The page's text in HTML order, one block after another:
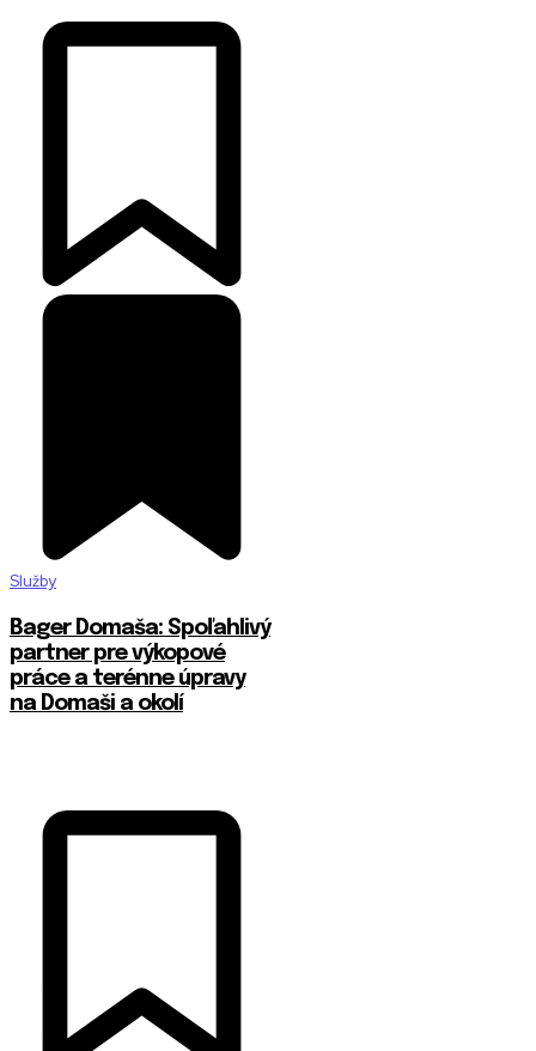
Služby
Bager Domaša: Spoľahlivý
partner pre výkopové
práce a terénne úpravy
na Domaši a okolí